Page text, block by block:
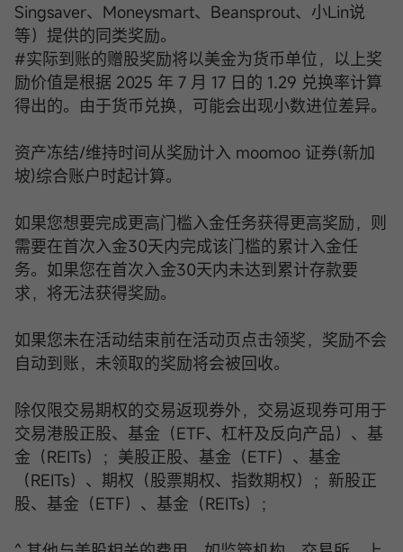
Singsaver、Moneysmart、Beansprout、小Lin说
等）提供的同类奖励。
#实际到账的赠股奖励将以美金为货币单位，以上奖
励价值是根据 2025 年 7 月 17 日的 1.29 兑换率计算
得出的。由于货币兑换，可能会出现小数进位差异。
资产冻结/维持时间从奖励计入 moomoo 证券(新加
坡)综合账户时起计算。
如果您想要完成更高门槛入金任务获得更高奖励，则
需要在首次入金30天内完成该门槛的累计入金任
务。如果您在首次入金30天内未达到累计存款要
求，将无法获得奖励。
如果您未在活动结束前在活动页点击领奖，奖励不会
自动到账，未领取的奖励将会被回收。
除仅限交易期权的交易返现券外，交易返现券可用于
交易港股正股、基金（ETF、杠杆及反向产品）、基
金（REITs）；美股正股、基金（ETF）、基金
（REITs）、期权（股票期权、指数期权）；新股正
股、基金（ETF）、基金（REITs）；